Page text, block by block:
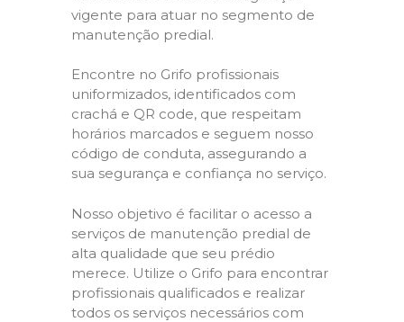
vigente para atuar no segmento de
manutenção predial.
Encontre no Grifo profissionais
uniformizados, identificados com
crachá e QR code, que respeitam
horários marcados e seguem nosso
código de conduta, assegurando a
sua segurança e confiança no serviço.
Nosso objetivo é facilitar o acesso a
serviços de manutenção predial de
alta qualidade que seu prédio
merece. Utilize o Grifo para encontrar
profissionais qualificados e realizar
todos os serviços necessários com